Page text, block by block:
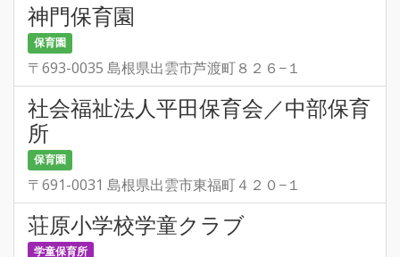
神門保育園
保育園
〒693-0035 島根県出雲市芦渡町８２６−１
社会福祉法人平田保育会／中部保育
所
保育園
〒691-0031 島根県出雲市東福町４２０−１
荘原小学校学童クラブ
学童保育所